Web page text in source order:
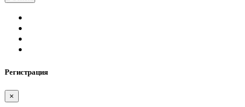
Регистрация
×